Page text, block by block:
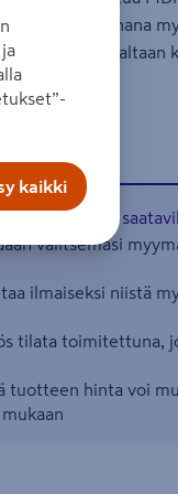
pesuallas ja hana
Wave -pesualtaan
tuotteita
valitsemasi
ilmaiseksi niistä
tilata toimitettuna,
tuotteen hinta voi
kaikki